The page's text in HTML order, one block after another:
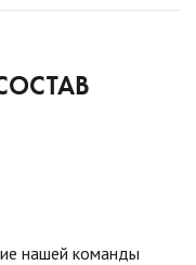
нашей команды